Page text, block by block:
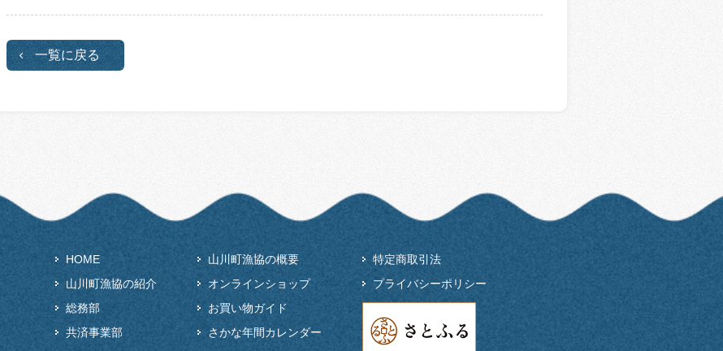
一覧に戻る
HOME
山川町漁協の紹介
総務部
共済事業部
山川町漁協の概要
オンラインショップ
お買い物ガイド
さかな年間カレンダー
特定商取引法
プライバシーポリシー